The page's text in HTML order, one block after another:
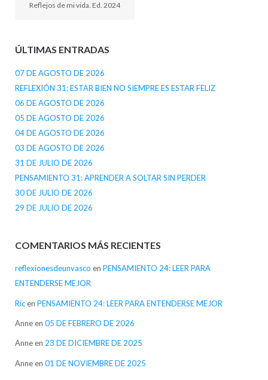
Reflejos de mi vida. Ed. 2024
ÚLTIMAS ENTRADAS
07 DE AGOSTO DE 2026
REFLEXIÓN 31: ESTAR BIEN NO SIEMPRE ES ESTAR FELIZ
06 DE AGOSTO DE 2026
05 DE AGOSTO DE 2026
04 DE AGOSTO DE 2026
03 DE AGOSTO DE 2026
31 DE JULIO DE 2026
PENSAMIENTO 31: APRENDER A SOLTAR SIN PERDER
30 DE JULIO DE 2026
29 DE JULIO DE 2026
COMENTARIOS MÁS RECIENTES
reflexionesdeunvasco en PENSAMIENTO 24: LEER PARA
ENTENDERSE MEJOR
Ricen PENSAMIENTO 24: LEER PARA ENTENDERSE MEJOR
Anneen 05 DE FEBRERO DE 2026
Anneen 23 DE DICIEMBRE DE 2025
Anneen 01 DE NOVIEMBRE DE 2025